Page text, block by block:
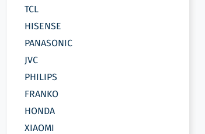
მონიტორები
TCL
HISENSE
PANASONIC
JVC
PHILIPS
FRANKO
HONDA
XIAOMI